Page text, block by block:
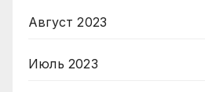
Август 2023
Июль 2023